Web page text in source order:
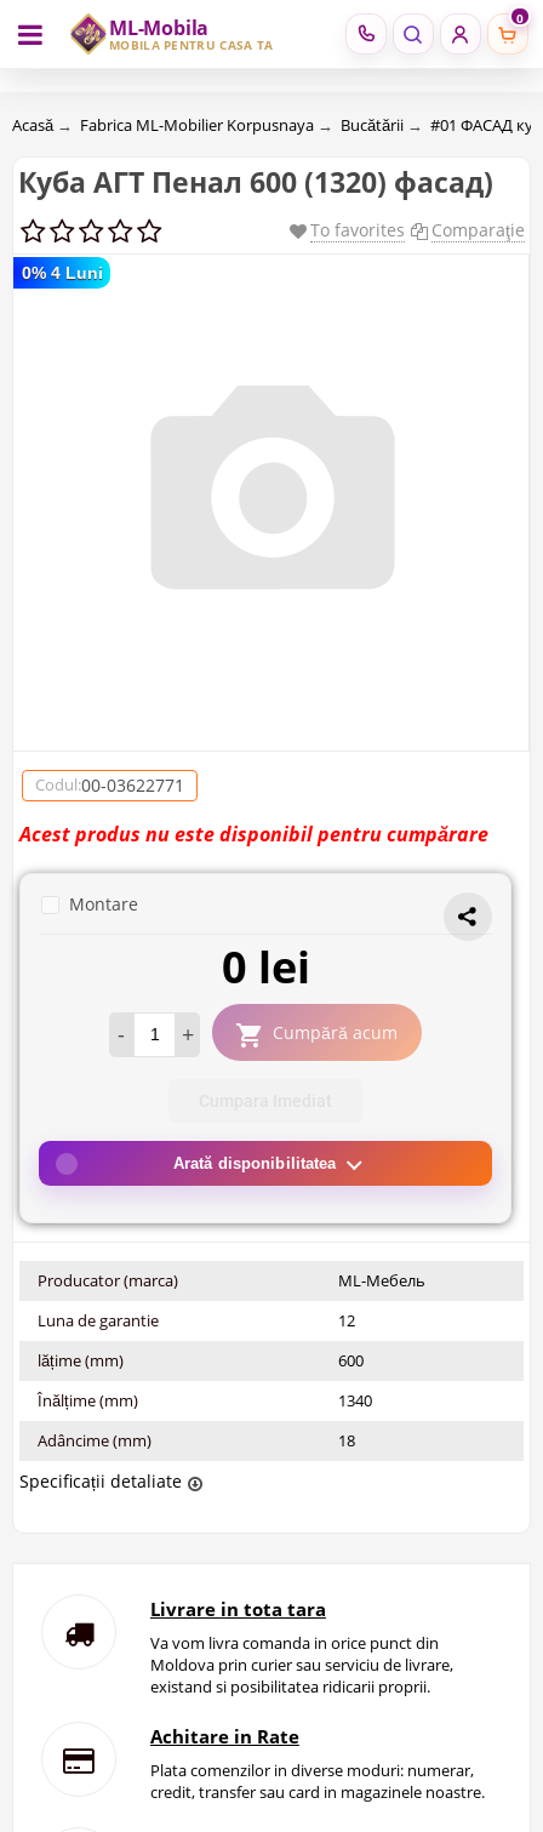
ML-Mobila
MOBILĂ PENTRU CASA TA
0
RU RO
Acasă → Fabrica ML-Mobilier Korpusnaya → Bucătării → #01 ФАСАД
Куба АГТ Пенал 600 (1320) фасад)
To favorites Comparaţie
0% 4 Luni
Codul:00-03622771
Acest produs nu este disponibil pentru cumpărare
Montare
0 lei
- + Cumpără acum
Arată disponibilitatea
Producator (marca)
ML-Мебель
Luna de garantie
12
lățime (mm)
600
Înălțime (mm)
1340
Adâncime (mm)
18
Specificații detaliate
Livrare in tota tara
Va vom livra comanda in orice punct din
Moldova prin curier sau serviciu de livrare,
existand si posibilitatea ridicarii proprii.
Achitare in Rate
Plata comenzilor in diverse moduri: numerar,
credit, transfer sau card in magazinele noastre.